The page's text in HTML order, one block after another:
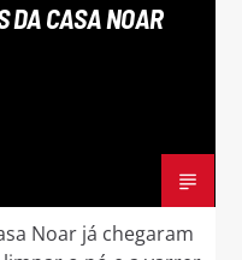
DA CASA NOAR
Noar já chegaram